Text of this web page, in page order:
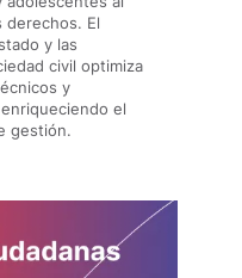
El
y las
civil optimiza
y
el
gestión.